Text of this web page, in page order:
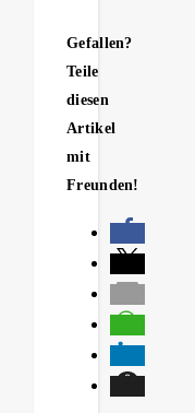
Gefallen?
Teile
diesen
Artikel
mit
Freunden!